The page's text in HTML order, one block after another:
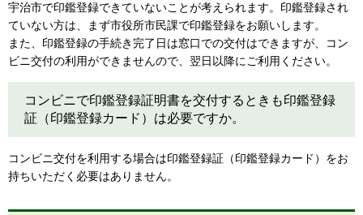
宇治市で印鑑登録できていないことが考えられます。印鑑登録され
ていない方は、まず市役所市民課で印鑑登録をお願いします。
また、印鑑登録の手続き完了日は窓口での交付はできますが、コン
ビニ交付の利用ができませんので、翌日以降にご利用ください。
コンビニで印鑑登録証明書を交付するときも印鑑登録
証（印鑑登録カード）は必要ですか。
コンビニ交付を利用する場合は印鑑登録証（印鑑登録カード）をお
持ちいただく必要はありません。